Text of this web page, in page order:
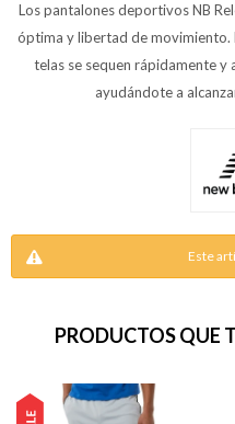
Los pantalones deportivos NB
óptima y libertad de movimiento.
telas se sequen rápidamente y
ayudándote a
Este
PRODUCTOS QUE